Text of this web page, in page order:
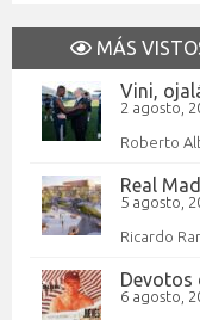
MÁS
Vini,
2 agosto,
Roberto
Real
5 agosto,
Ricardo
Devotos
6 agosto,